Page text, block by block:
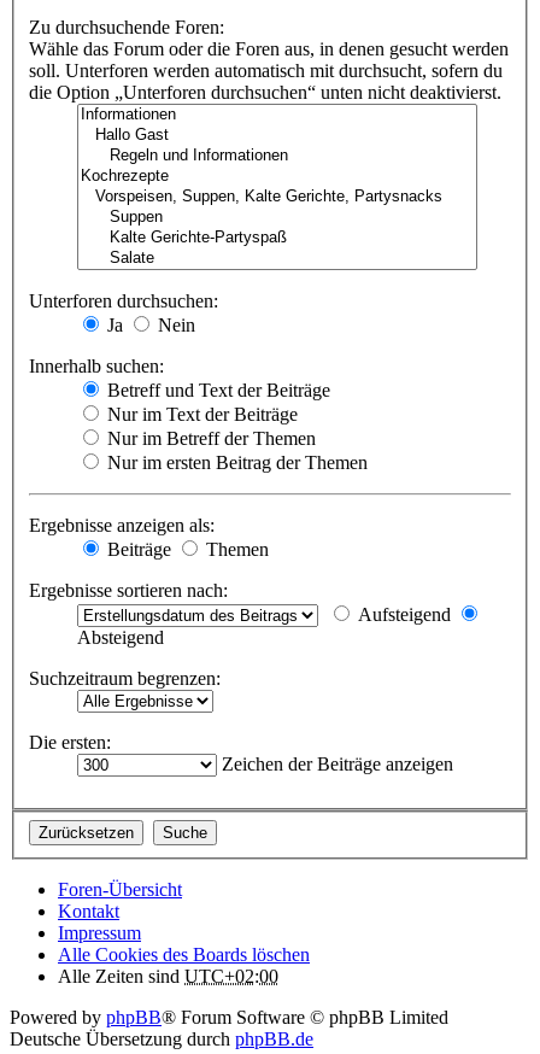
Zu durchsuchende Foren:
Wähle das Forum oder die Foren aus, in denen gesucht werden
soll. Unterforen werden automatisch mit durchsucht, sofern du
die Option „Unterforen durchsuchen“ unten nicht deaktivierst.
Unterforen durchsuchen:
Ja
Nein
Innerhalb suchen:
Betreff und Text der Beiträge
Nur im Text der Beiträge
Nur im Betreff der Themen
Nur im ersten Beitrag der Themen
Ergebnisse anzeigen als:
Beiträge
Themen
Ergebnisse sortieren nach:
Aufsteigend
Absteigend
Suchzeitraum begrenzen:
Die ersten:
Zeichen der Beiträge anzeigen
Foren-Übersicht
Kontakt
Impressum
Alle Cookies des Boards löschen
Alle Zeiten sind UTC+02:00
Powered by phpBB® Forum Software © phpBB Limited
Deutsche Übersetzung durch phpBB.de